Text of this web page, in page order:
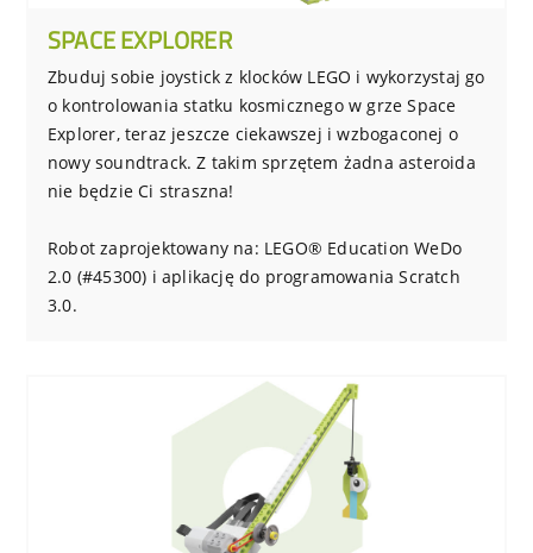
SPACE EXPLORER
Zbuduj sobie joystick z klocków LEGO i wykorzystaj go
o kontrolowania statku kosmicznego w grze Space
Explorer, teraz jeszcze ciekawszej i wzbogaconej o
nowy soundtrack. Z takim sprzętem żadna asteroida
nie będzie Ci straszna!
Robot zaprojektowany na: LEGO® Education WeDo
2.0 (#45300) i aplikację do programowania Scratch
3.0.